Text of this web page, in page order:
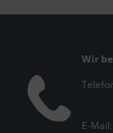
Wir
E-Mail: